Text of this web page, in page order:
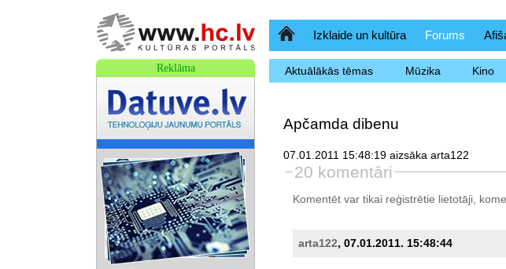
SākumlapaIzklaide un kultūra Forums
Aktuālākās tēmas Mūzika Kino
Apčamda dibenu
07.01.2011 15:48:19 aizsāka arta122
20 komentāri
Komentēt var tikai reģistrētie lietotāji,
arta122, 07.01.2011. 15:48:44
Reklāma